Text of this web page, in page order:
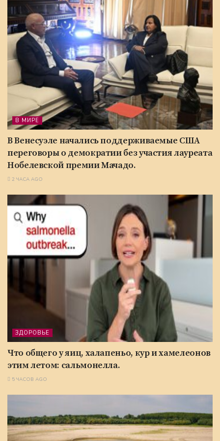
В МИРЕ
В Венесуэле начались поддерживаемые США
переговоры о демократии без участия лауреата
Нобелевской премии Мачадо.
2 ЧАСА AGO
ЗДОРОВЬЕ
Что общего у яиц, халапеньо, кур и хамелеонов
этим летом: сальмонелла.
5 ЧАСОВ AGO